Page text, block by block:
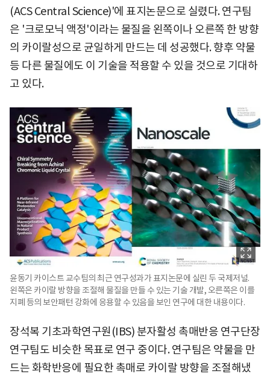
(ACS Central Science)'에 표지논문으로 실렸다. 연구팀
은 '크로모닉 액정'이라는 물질을 왼쪽이나 오른쪽 한 방향
의 카이랄성으로 균일하게 만드는 데 성공했다. 향후 약물
등 다른 물질에도 이 기술을 적용할 수 있을 것으로 기대하
고 있다.
윤동기 카이스트 교수팀의 최근 연구성과가 표지논문에 실린 두 국제저널.
왼쪽은 카이랄 방향을 조절해 물질을 만들 수 있는 기술 개발, 오른쪽은 이를
지폐 등의 보안패턴 강화에 응용할 수 있음을 보인 연구에 대한 내용이다.
장석복 기초과학연구원(IBS) 분자활성 촉매반응 연구단장
연구팀도 비슷한 목표로 연구 중이다. 연구팀은 약물을 만
드는 화학반응에 필요한 촉매로 카이랄 방향을 조절해냈